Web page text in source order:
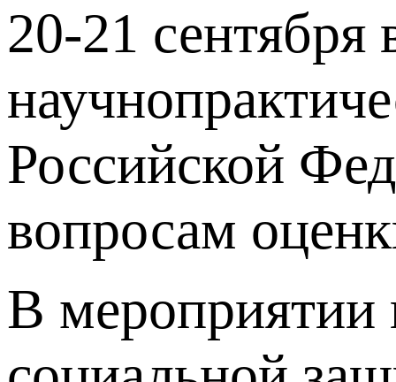
20-21 сентября
Российской
вопросам
В мероприятии